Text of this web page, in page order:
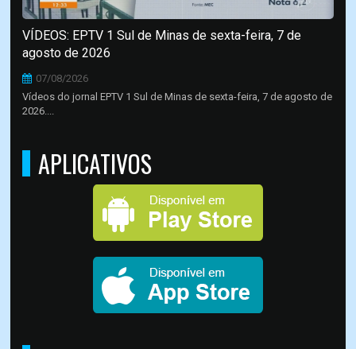
VÍDEOS: EPTV 1 Sul de Minas de sexta-feira, 7 de
agosto de 2026
07/08/2026
Vídeos do jornal EPTV 1 Sul de Minas de sexta-feira, 7 de agosto de
2026....
APLICATIVOS